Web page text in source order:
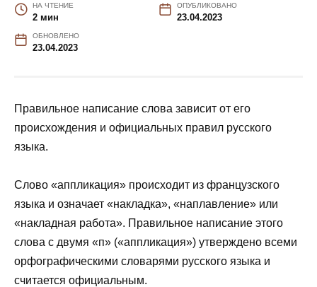
НА ЧТЕНИЕ
2 мин
ОПУБЛИКОВАНО
23.04.2023
ОБНОВЛЕНО
23.04.2023
Правильное написание слова зависит от его
происхождения и официальных правил русского
языка.
Слово «аппликация» происходит из французского
языка и означает «накладка», «наплавление» или
«накладная работа». Правильное написание этого
слова с двумя «п» («аппликация») утверждено всеми
орфографическими словарями русского языка и
считается официальным.